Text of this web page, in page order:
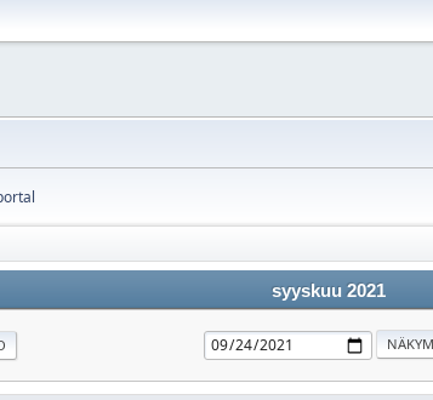
syyskuu 2021